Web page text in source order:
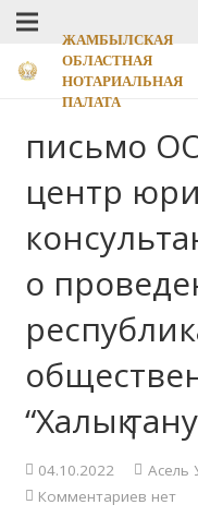
ЖАМБЫЛСКАЯ
ОБЛАСТНАЯ
НОТАРИАЛЬНАЯ
ПАЛАТА
письмо
центр
о
“Халық
04.10.2022 Асель
Комментариев нет